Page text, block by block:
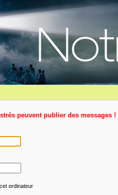
peuvent publier des messages !
ordinateur